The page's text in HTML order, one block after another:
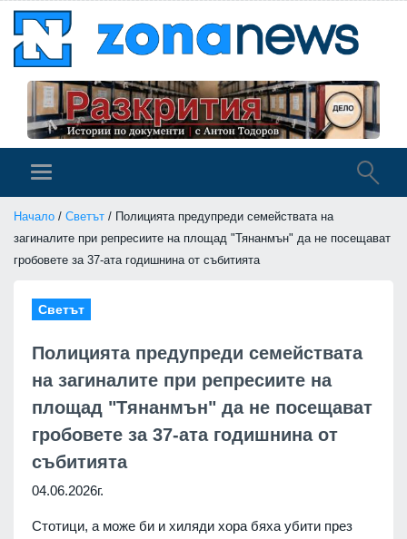
Начало / Светът / Полицията предупреди семействата на
загиналите при репресиите на площад "Тянанмън" да не посещават
гробовете за 37-ата годишнина от събитията
Светът
Полицията предупреди семействата
на загиналите при репресиите на
площад "Тянанмън" да не посещават
гробовете за 37-ата годишнина от
събитията
04.06.2026г.
Стотици, а може би и хиляди хора бяха убити през